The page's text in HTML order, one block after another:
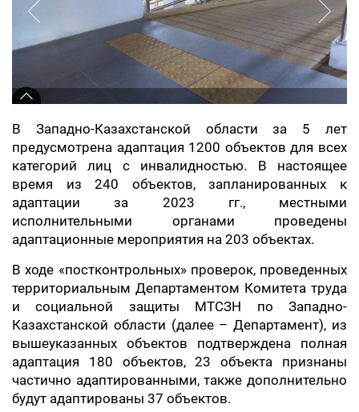
В Западно-Казахстанской области за 5 лет
предусмотрена адаптация 1200 объектов для всех
категорий лиц с инвалидностью. В настоящее
время из 240 объектов, запланированных к
адаптации за 2023 гг., местными
исполнительными органами проведены
адаптационные мероприятия на 203 объектах.
В ходе «постконтрольных» проверок, проведенных
территориальным Департаментом Комитета труда
и социальной защиты МТСЗН по Западно-
Казахстанской области (далее – Департамент), из
вышеуказанных объектов подтверждена полная
адаптация 180 объектов, 23 объекта признаны
частично адаптированными, также дополнительно
будут адаптированы 37 объектов.